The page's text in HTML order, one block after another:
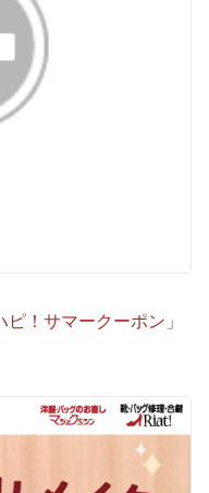
ピ！サマークーポン」